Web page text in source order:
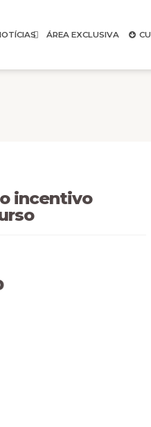
ÁREA EXCLUSIVA
incentivo